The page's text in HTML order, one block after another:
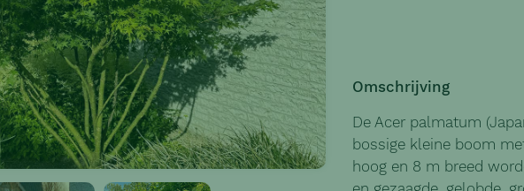
Omschrijving
De Acer palmatum
bossige kleine boom
hoog en 8 m breed